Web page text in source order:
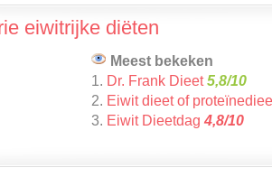
eiwitrijke diëten
Meest bekeken
1. Dr. Frank Dieet 5,8/10
2. Eiwit dieet of
3. Eiwit Dieetdag 4,8/10